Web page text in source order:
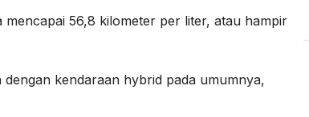
mencapai 56,8 kilometer per liter, atau hampir
kendaraan hybrid pada umumnya,